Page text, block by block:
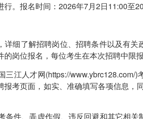
。报名时间：2026年7月2日11:00至
细了解招聘岗位、招聘条件以及有关
岗位报名，每位考生在本次招聘中限报
江人才网(https://www.ybrc128.com/)
报考页面，如实、准确填写各项信息
件、弄虚作假、违反回避和其它相关